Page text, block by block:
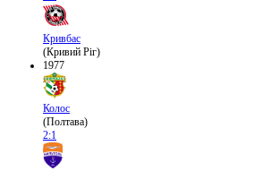
Кривбас
(Кривий Ріг)
1977
Колос
(Полтава)
2:1